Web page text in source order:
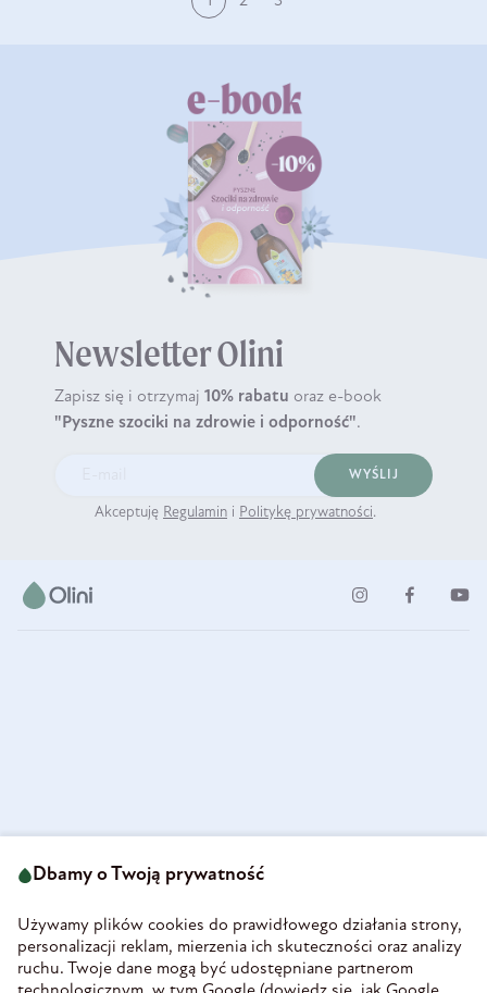
Newsletter Olini
Zapisz się i otrzymaj 10% rabatu oraz e-book
"Pyszne szociki na zdrowie i odporność".
WYŚLIJ
Akceptuję Regulamin i Politykę prywatności.
58-160 Świebodzice
REGON 890213034
INFORMACJE
Dbamy o Twoją prywatność
Używamy plików cookies do prawidłowego działania strony,
personalizacji reklam, mierzenia ich skuteczności oraz analizy
ruchu. Twoje dane mogą być udostępniane partnerom